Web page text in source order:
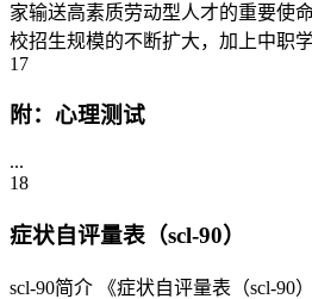
家输送高素质劳动型人才的重要使
校招生规模的不断扩大，加上中职
17
附：心理测试
...
18
症状自评量表（scl-90）
scl-90简介 《症状自评量表（scl-90